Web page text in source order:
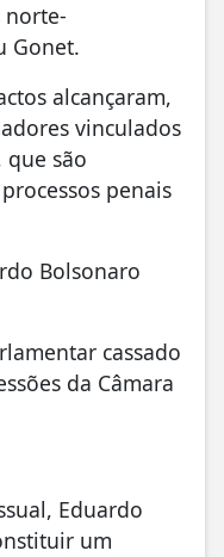
norte-
Gonet.
alcançaram,
vinculados
que são
penais
Bolsonaro
cassado
da Câmara
Eduardo
um